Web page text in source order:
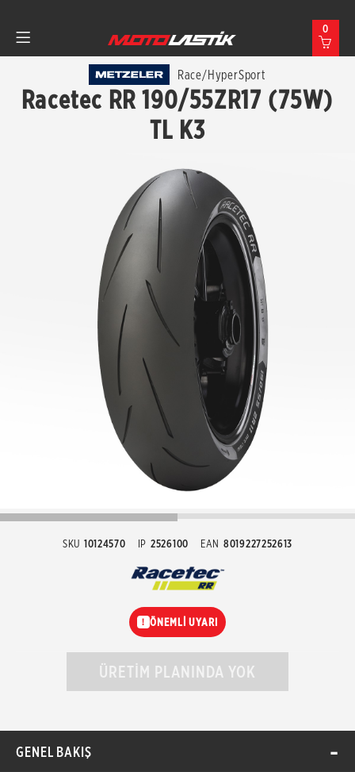
0
Race/HyperSport
Racetec RR 190/55ZR17 (75W)
TL K3
SKU 10124570 IP 2526100 EAN 8019227252613
! ÖNEMLİ UYARI
ÜRETİM PLANINDA YOK
GENEL BAKIŞ